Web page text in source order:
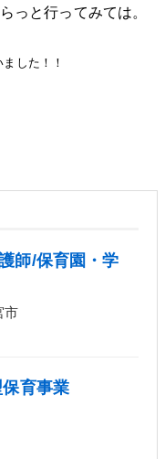
っと行ってみては。
した！！
師/保育園・学
市
保育事業